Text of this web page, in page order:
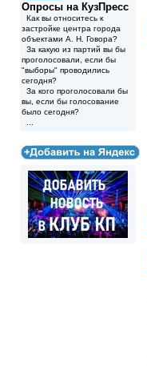
Опросы на КузПресс
Как вы относитесь к
застройке центра города
объектами А. Н. Говора?
За какую из партий вы бы
проголосовали, если бы
"выборы" проводились
сегодня?
За кого проголосовали бы
вы, если бы голосование
было сегодня?